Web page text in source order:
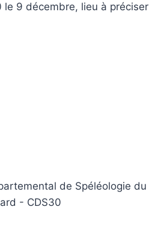
le 9 décembre, lieu à préciser
de Spéléologie du
- CDS30